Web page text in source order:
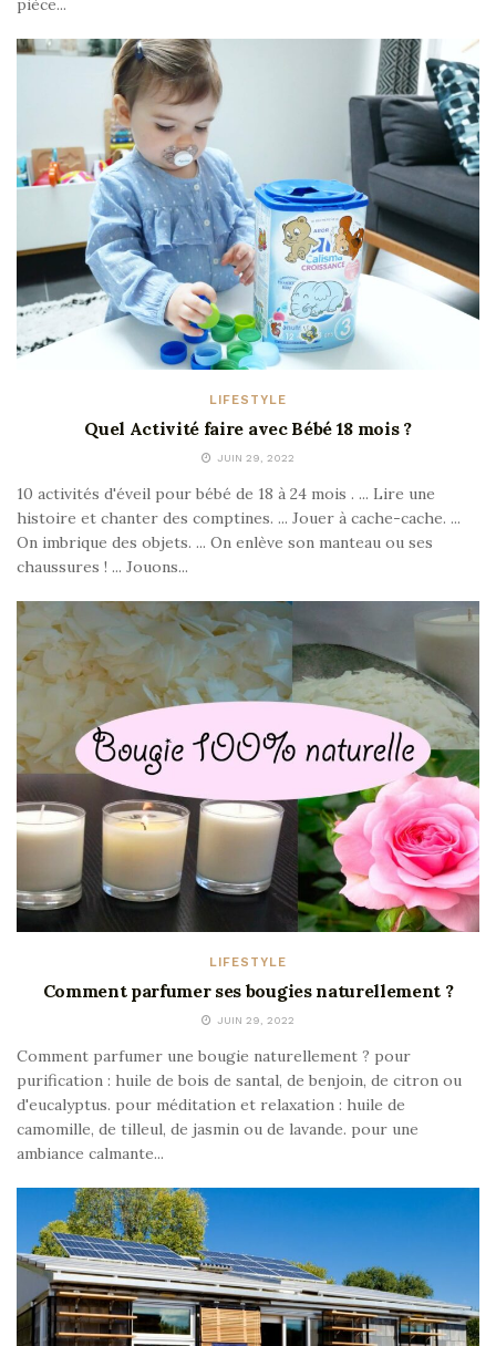
pièce...
LIFESTYLE
Quel Activité faire avec Bébé 18 mois ?
JUIN 29, 2022
10 activités d'éveil pour bébé de 18 à 24 mois . ... Lire une
histoire et chanter des comptines. ... Jouer à cache-cache. ...
On imbrique des objets. ... On enlève son manteau ou ses
chaussures ! ... Jouons...
LIFESTYLE
Comment parfumer ses bougies naturellement ?
JUIN 29, 2022
Comment parfumer une bougie naturellement ? pour
purification : huile de bois de santal, de benjoin, de citron ou
d'eucalyptus. pour méditation et relaxation : huile de
camomille, de tilleul, de jasmin ou de lavande. pour une
ambiance calmante...